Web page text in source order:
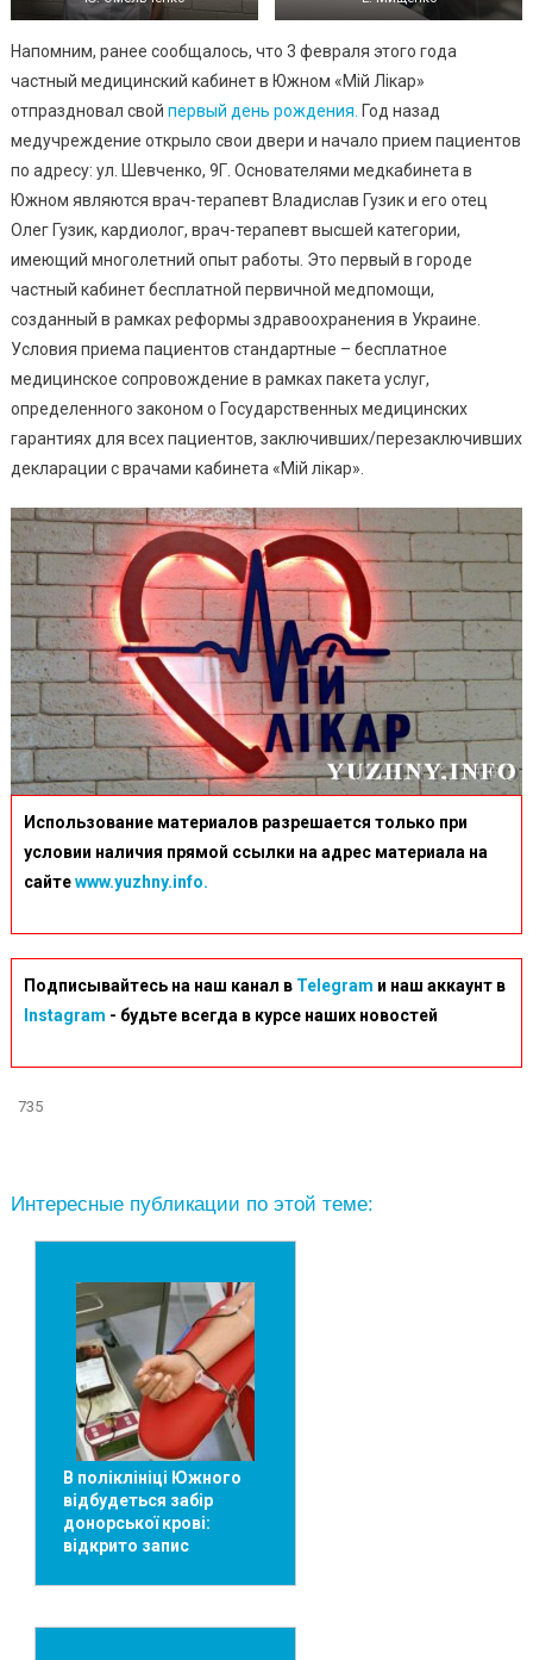
Напомним, ранее сообщалось, что 3 февраля этого года
частный медицинский кабинет в Южном «Мій Лікар»
отпраздновал свой первый день рождения. Год назад
медучреждение открыло свои двери и начало прием пациентов
по адресу: ул. Шевченко, 9Г. Основателями медкабинета в
Южном являются врач-терапевт Владислав Гузик и его отец
Олег Гузик, кардиолог, врач-терапевт высшей категории,
имеющий многолетний опыт работы. Это первый в городе
частный кабинет бесплатной первичной медпомощи,
созданный в рамках реформы здравоохранения в Украине.
Условия приема пациентов стандартные – бесплатное
медицинское сопровождение в рамках пакета услуг,
определенного законом о Государственных медицинских
гарантиях для всех пациентов, заключивших/перезаключивших
декларации с врачами кабинета «Мій лікар».
Использование материалов разрешается только при
условии наличия прямой ссылки на адрес материала на
сайтеwww.yuzhny.info.
Подписывайтесь на наш канал в Telegram и наш аккаунт в
Instagram - будьте всегда в курсе наших новостей
735
Интересные публикации по этой теме:
В поліклініці Южного
відбудеться забір
донорської крові:
відкрито запис